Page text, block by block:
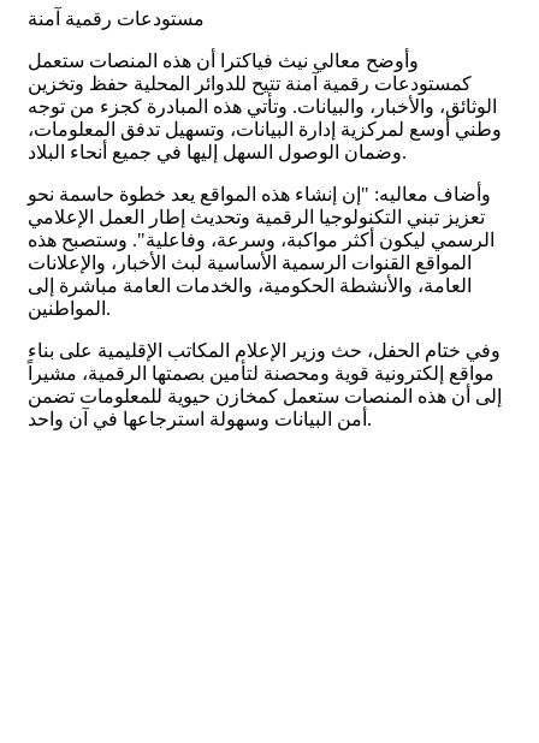
مستودعات رقمية آمنة
وأوضح معالي نيث فياكترا أن هذه المنصات ستعمل
كمستودعات رقمية آمنة تتيح للدوائر المحلية حفظ وتخزين
الوثائق، والأخبار، والبيانات. وتأتي هذه المبادرة كجزء من توجه
وطني أوسع لمركزية إدارة البيانات، وتسهيل تدفق المعلومات،
وضمان الوصول السهل إليها في جميع أنحاء البلاد.
وأضاف معاليه: "إن إنشاء هذه المواقع يعد خطوة حاسمة نحو
تعزيز تبني التكنولوجيا الرقمية وتحديث إطار العمل الإعلامي
الرسمي ليكون أكثر مواكبة، وسرعة، وفاعلية". وستصبح هذه
المواقع القنوات الرسمية الأساسية لبث الأخبار، والإعلانات
العامة، والأنشطة الحكومية، والخدمات العامة مباشرة إلى
المواطنين.
وفي ختام الحفل، حث وزير الإعلام المكاتب الإقليمية على بناء
مواقع إلكترونية قوية ومحصنة لتأمين بصمتها الرقمية، مشيراً
إلى أن هذه المنصات ستعمل كمخازن حيوية للمعلومات تضمن
أمن البيانات وسهولة استرجاعها في آن واحد.